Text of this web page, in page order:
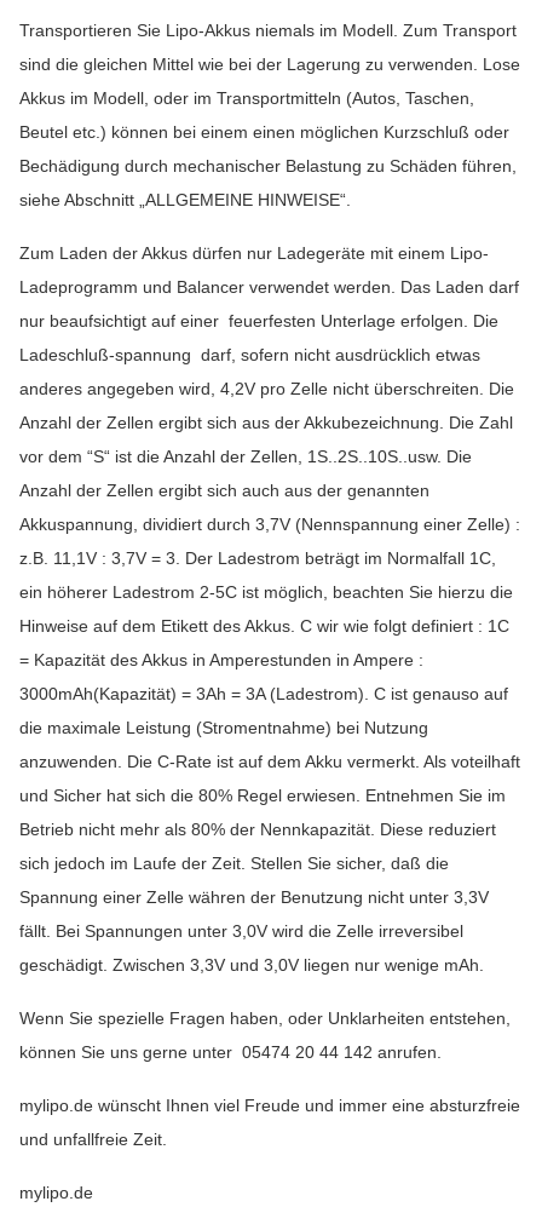
Transportieren Sie Lipo-Akkus niemals im Modell. Zum Transport
sind die gleichen Mittel wie bei der Lagerung zu verwenden. Lose
Akkus im Modell, oder im Transportmitteln (Autos, Taschen,
Beutel etc.) können bei einem einen möglichen Kurzschluß oder
Bechädigung durch mechanischer Belastung zu Schäden führen,
siehe Abschnitt „ALLGEMEINE HINWEISE“.
Zum Laden der Akkus dürfen nur Ladegeräte mit einem Lipo-
Ladeprogramm und Balancer verwendet werden. Das Laden darf
nur beaufsichtigt auf einer feuerfesten Unterlage erfolgen. Die
Ladeschluß-spannung darf, sofern nicht ausdrücklich etwas
anderes angegeben wird, 4,2V pro Zelle nicht überschreiten. Die
Anzahl der Zellen ergibt sich aus der Akkubezeichnung. Die Zahl
vor dem “S“ ist die Anzahl der Zellen, 1S..2S..10S..usw. Die
Anzahl der Zellen ergibt sich auch aus der genannten
Akkuspannung, dividiert durch 3,7V (Nennspannung einer Zelle) :
z.B. 11,1V : 3,7V = 3. Der Ladestrom beträgt im Normalfall 1C,
ein höherer Ladestrom 2-5C ist möglich, beachten Sie hierzu die
Hinweise auf dem Etikett des Akkus. C wir wie folgt definiert : 1C
= Kapazität des Akkus in Amperestunden in Ampere :
3000mAh(Kapazität) = 3Ah = 3A (Ladestrom). C ist genauso auf
die maximale Leistung (Stromentnahme) bei Nutzung
anzuwenden. Die C-Rate ist auf dem Akku vermerkt. Als voteilhaft
und Sicher hat sich die 80% Regel erwiesen. Entnehmen Sie im
Betrieb nicht mehr als 80% der Nennkapazität. Diese reduziert
sich jedoch im Laufe der Zeit. Stellen Sie sicher, daß die
Spannung einer Zelle währen der Benutzung nicht unter 3,3V
fällt. Bei Spannungen unter 3,0V wird die Zelle irreversibel
geschädigt. Zwischen 3,3V und 3,0V liegen nur wenige mAh.
Wenn Sie spezielle Fragen haben, oder Unklarheiten entstehen,
können Sie uns gerne unter 05474 20 44 142 anrufen.
mylipo.de wünscht Ihnen viel Freude und immer eine absturzfreie
und unfallfreie Zeit.
mylipo.de